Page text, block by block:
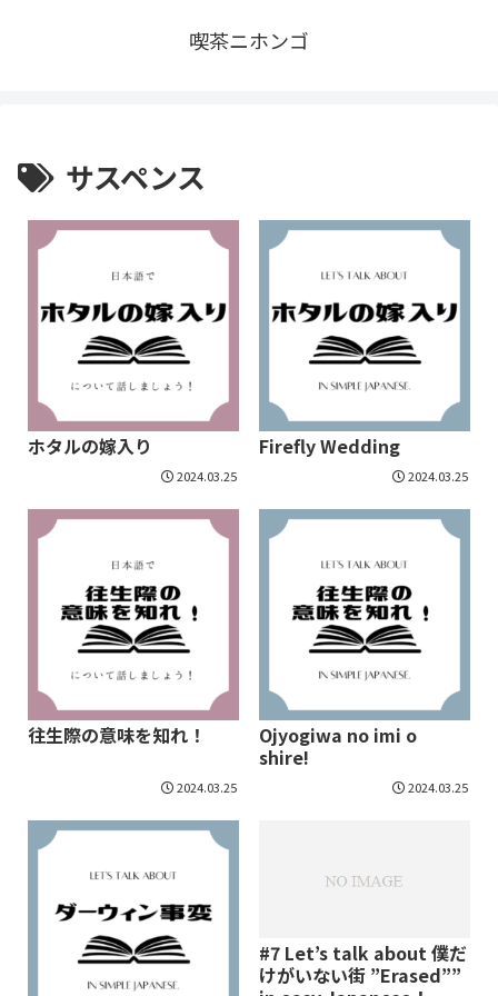
喫茶ニホンゴ
サスペンス
ホタルの嫁入り
2024.03.25
Firefly Wedding
2024.03.25
往生際の意味を知れ！
2024.03.25
Ojyogiwa no imi o
shire!
2024.03.25
#7 Let’s talk about 僕だ
けがいない街 ”Erased””